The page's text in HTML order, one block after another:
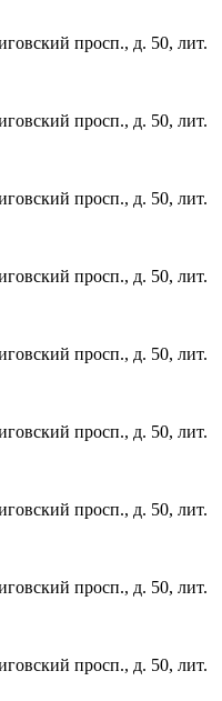
просп., д. 50, лит.
просп., д. 50, лит.
просп., д. 50, лит.
просп., д. 50, лит.
просп., д. 50, лит.
просп., д. 50, лит.
просп., д. 50, лит.
просп., д. 50, лит.
просп., д. 50, лит.